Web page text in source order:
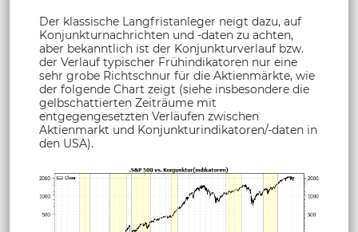
Der klassische Langfristanleger neigt dazu, auf
Konjunkturnachrichten und -daten zu achten,
aber bekanntlich ist der Konjunkturverlauf bzw.
der Verlauf typischer Frühindikatoren nur eine
sehr grobe Richtschnur für die Aktienmärkte, wie
der folgende Chart zeigt (siehe insbesondere die
gelbschattierten Zeiträume mit
entgegengesetzten Verläufen zwischen
Aktienmarkt und Konjunkturindikatoren/-daten in
den USA).